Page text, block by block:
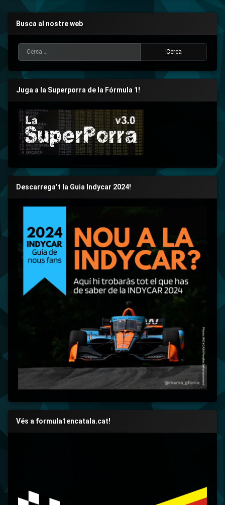
Busca al nostre web
Cerca:
Juga a la Superporra de la Fórmula 1!
Descarrega’t la Guia Indycar 2024!
Vés a formula1encatala.cat!